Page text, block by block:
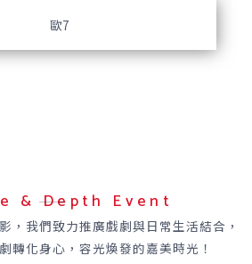
& Depth Event
，我們致力推廣戲劇與日常生活結合，
轉化身心，容光煥發的嘉美時光！